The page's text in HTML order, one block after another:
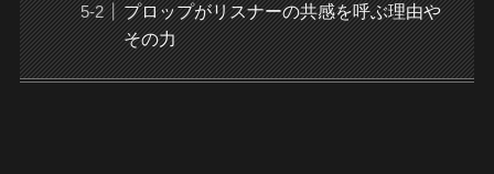
プロップがリスナーの共感を呼ぶ理由や
その力